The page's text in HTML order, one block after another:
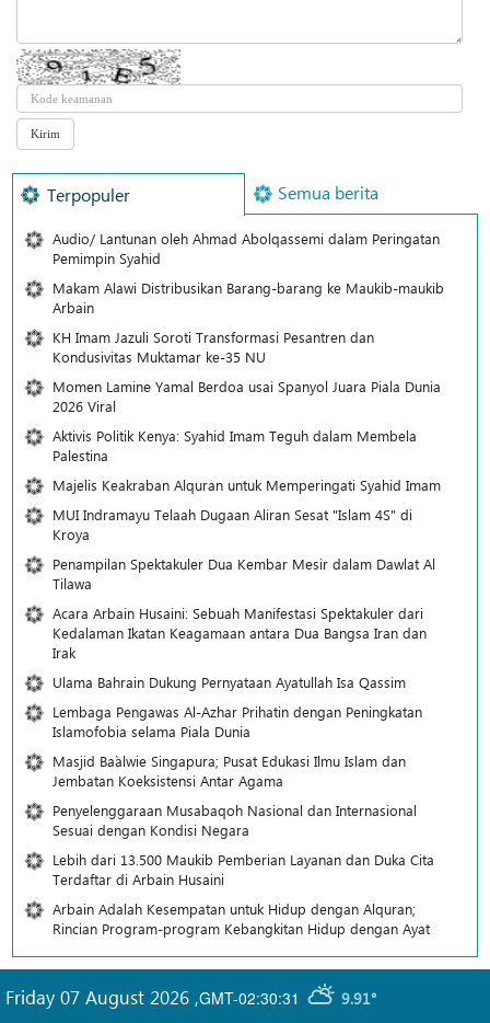
Terpopuler Semua berita
Audio/ Lantunan oleh Ahmad Abolqassemi dalam Peringatan
Pemimpin Syahid
Makam Alawi Distribusikan Barang-barang ke Maukib-maukib
Arbain
KH Imam Jazuli Soroti Transformasi Pesantren dan
Kondusivitas Muktamar ke-35 NU
Momen Lamine Yamal Berdoa usai Spanyol Juara Piala Dunia
2026 Viral
Aktivis Politik Kenya: Syahid Imam Teguh dalam Membela
Palestina
Majelis Keakraban Alquran untuk Memperingati Syahid Imam
MUI Indramayu Telaah Dugaan Aliran Sesat "Islam 4S" di
Kroya
Penampilan Spektakuler Dua Kembar Mesir dalam Dawlat Al
Tilawa
Acara Arbain Husaini: Sebuah Manifestasi Spektakuler dari
Kedalaman Ikatan Keagamaan antara Dua Bangsa Iran dan
Irak
Ulama Bahrain Dukung Pernyataan Ayatullah Isa Qassim
Lembaga Pengawas Al-Azhar Prihatin dengan Peningkatan
Islamofobia selama Piala Dunia
Masjid Ba`alwie Singapura; Pusat Edukasi Ilmu Islam dan
Jembatan Koeksistensi Antar Agama
Penyelenggaraan Musabaqoh Nasional dan Internasional
Sesuai dengan Kondisi Negara
Lebih dari 13.500 Maukib Pemberian Layanan dan Duka Cita
Terdaftar di Arbain Husaini
Arbain Adalah Kesempatan untuk Hidup dengan Alquran;
Rincian Program-program Kebangkitan Hidup dengan Ayat
GMT-02:30:31 9.91°
Friday 07 August 2026 ,